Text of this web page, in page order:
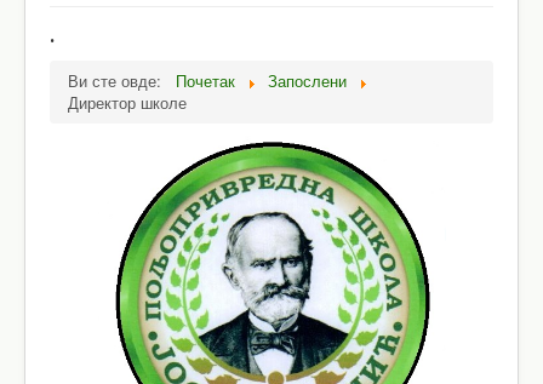
Запослени
Ванредни / матурски испити
Јавне набавке - Обавештења
Школски документи
Контакт
.
Ви сте овде: Почетак
Запослени
Директор школе